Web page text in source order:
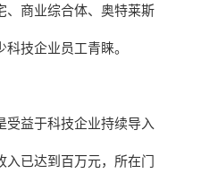
、商业综合体、奥特莱斯
技企业员工青睐。
受益于科技企业持续导入
已达到百万元，所在门